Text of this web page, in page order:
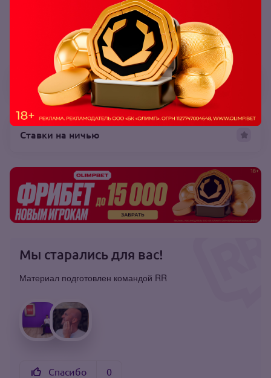
Читайте также:
Прогноз на матч «Реал» – «Ливерпуль»
Ставки на ничью
Мы старались для вас!
Материал подготовлен командой RR
Спасибо 0